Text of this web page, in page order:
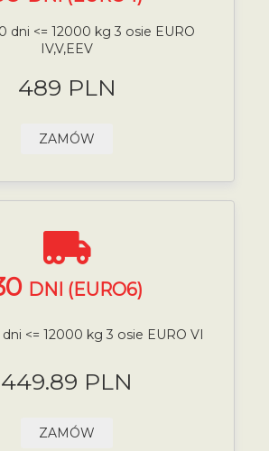
dni <= 12000 kg 3 osie EURO
IV,V,EEV
489 PLN
ZAMÓW
DNI (EURO6)
<= 12000 kg 3 osie EURO VI
449.89 PLN
ZAMÓW